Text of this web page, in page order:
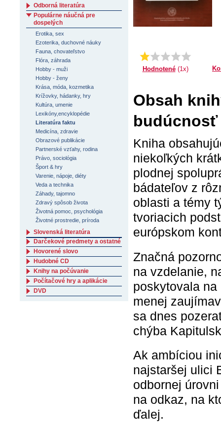
Priemer:
1.0
Hodnotené(1x)
Obsah
budúcnosť
Kniha
niekoľkých
plodnej
bádateľov z
oblasti a témy
tvoriacich
európskom
Značná
na vzdelanie,
poskytovala
menej
sa dnes
chýba
Ak ambíciou
najstaršej ulici
odbornej
na odkaz, na
ďalej.
Odborná literatúra
Populárne náučná pre
dospelých
Erotika, sex
Ezoterika, duchovné náuky
Fauna, chovateľstvo
Flóra, záhrada
Hobby - muži
Hobby - ženy
Krása, móda, kozmetika
Krížovky, hádanky, hry
Kultúra, umenie
Lexikóny,encyklopédie
Literatúra faktu
Medicína, zdravie
Obrazové publikácie
Partnerské vzťahy, rodina
Právo, sociológia
Šport & hry
Varenie, nápoje, diéty
Veda a technika
Záhady, tajomno
Zdravý spôsob života
Životná pomoc, psychológia
Životné prostredie, príroda
Slovenská literatúra
Darčekové predmety a ostatné
Hovorené slovo
Hudobné CD
Knihy na počúvanie
Počítačové hry a aplikácie
DVD